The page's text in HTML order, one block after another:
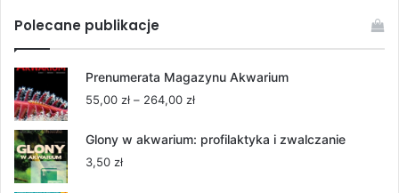
Polecane publikacje
Prenumerata Magazynu Akwarium
55,00 zł – 264,00 złZakres
od
Glony w akwarium: profilaktyka i zwalczanie
3,50 zł